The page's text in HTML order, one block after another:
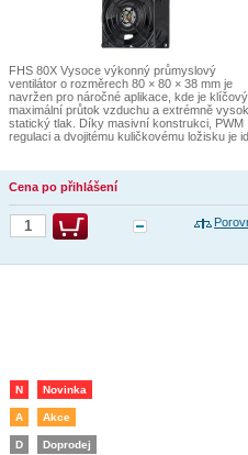
FHS 80X Vysoce výkonný průmyslový
ventilátor o rozměrech 80 × 80 × 38 mm je
navržen pro náročné aplikace, kde je klíčový
maximální průtok vzduchu a extrémně
statický tlak. Díky masivní konstrukci, PWM
regulaci a dvojitému kuličkovému ložisku je id
Cena po přihlášení
N Novinka
A Akce
D Doprodej